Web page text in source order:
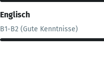
Englisch
B1-B2 (Gute Kenntnisse)